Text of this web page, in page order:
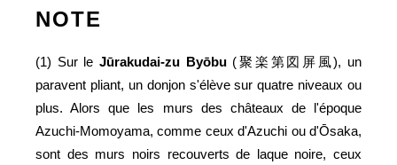
NOTE
(1) Sur leJūrakudai-zu Byōbu(聚楽第図屏風), un
paravent pliant, un donjon s'élève sur quatre niveaux ou
plus. Alors que les murs des châteaux de l'époque
Azuchi-Momoyama, comme ceux d'Azuchi ou d'Ōsaka,
sont des murs noirs recouverts de laque noire, ceux